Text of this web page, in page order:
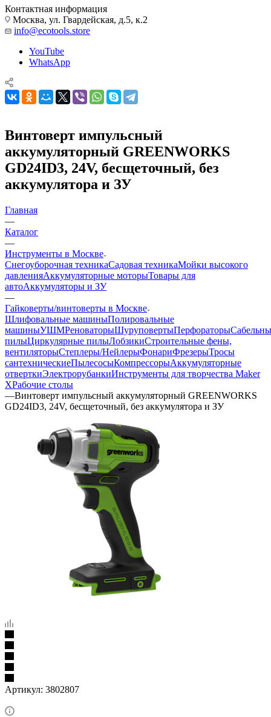
Контактная информация
Москва, ул. Гвардейская, д.5, к.2
info@ecotools.store
YouTube
WhatsApp
Винтоверт импульсный
аккумуляторный GREENWORKS
GD24ID3, 24V, бесщеточный, без
аккумулятора и ЗУ
Главная
—
Каталог
—
Инструменты в Москве
Снегоуборочная техникаСадовая техникаМойки высокого
давленияАккумуляторные моторыТовары для
автоАккумуляторы и ЗУ
—
Гайковерты/винтоверты в Москве
Шлифовальные машиныПолировальные
машиныУШМРеноваторыШуруповертыПерфораторы
пилыЦиркулярные пилыЛобзикиСтроительные фены,
вентиляторыСтеплеры/НейлерыФонариФрезерыТросы
сантехническиеПылесосыКомпрессорыАккумуляторные
отверткиЭлектрорубанкиИнструменты для творчества Maker
XРабочие столы
—Винтоверт импульсный аккумуляторный GREENWORKS
GD24ID3, 24V, бесщеточный, без аккумулятора и ЗУ
Артикул: 3802807